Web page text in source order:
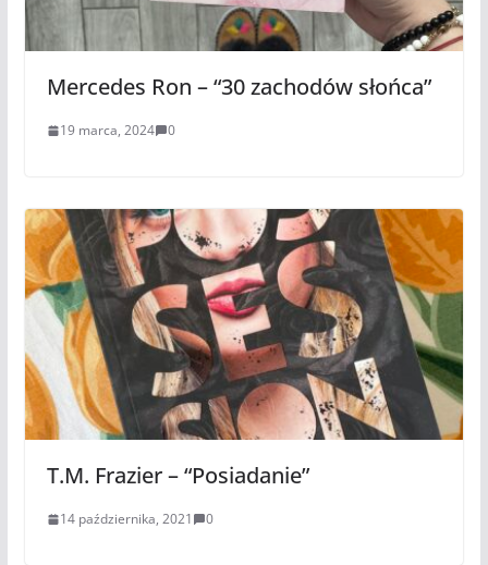
Mercedes Ron – “30 zachodów słońca”
19 marca, 2024 0
T.M. Frazier – “Posiadanie”
14 października, 2021 0